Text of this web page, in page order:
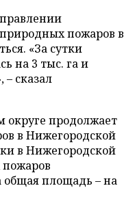
пожаров в
«За сутки
на 3 тыс. га и
– сказал
продолжает
в Нижегородской
в Нижегородской
общая площадь – на